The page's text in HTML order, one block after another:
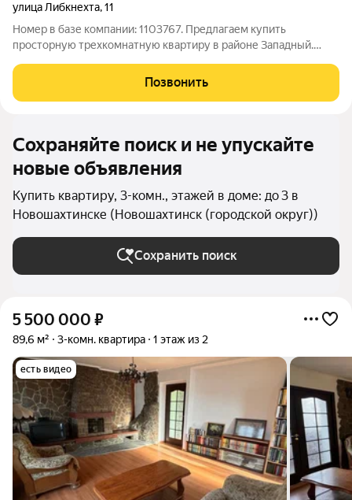
улица Либкнехта,11
Номер в базе компании: 1103767. Предлагаем купить
просторную трехкомнатную квартиру в районе Западный.
расположена на 2 этаже 3 этажного кирпичного дома.
Зонирование пространства выполнено самым
Позвонить
Сохраняйте поиск и не упускайте
новые объявления
Купить квартиру, 3-комн., этажей в доме: до 3 в
Новошахтинске (Новошахтинск (городской округ))
Сохранить поиск
5 500 000 ₽
89,6 м² 3-комн. квартира 1 этаж из 2
есть видео